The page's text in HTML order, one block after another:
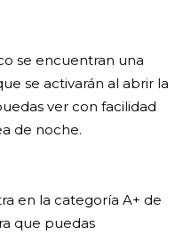
se encuentran una
se activarán al abrir la
ver con facilidad
de noche.
en la categoría A+ de
que puedas